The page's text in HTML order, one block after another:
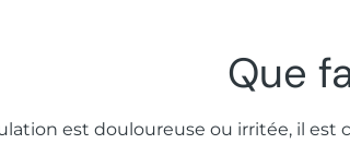
Que
est douloureuse ou irritée, il